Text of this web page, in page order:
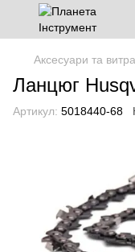
Аксесуари та
Ланцюг
Артикул: 5018440-68